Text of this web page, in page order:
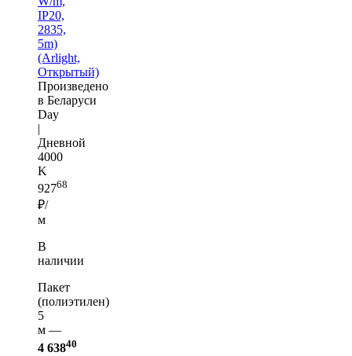
IP20,
2835,
5m)
(Arlight,
Открытый)
Произведено
в Беларуси
Day
|
Дневной
4000
K
92768
₽/
м
В
наличии
Пакет
(полиэтилен)
5
м —
4 63840